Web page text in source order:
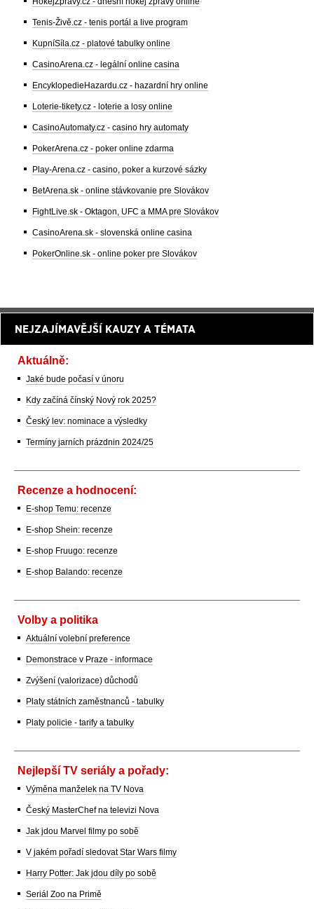
Tenis-Živě.cz - tenis portál a live program
KupníSíla.cz - platové tabulky online
CasinoArena.cz - legální online casina
EncyklopedieHazardu.cz - hazardní hry online
Loterie-tikety.cz - loterie a losy online
CasinoAutomaty.cz - casino hry automaty
PokerArena.cz - poker online zdarma
Play-Arena.cz - casino, poker a kurzové sázky
BetArena.sk - online stávkovanie pre Slovákov
FightLive.sk - Oktagon, UFC a MMA pre Slovákov
CasinoArena.sk - slovenská online casina
PokerOnline.sk - online poker pre Slovákov
NEJZAJÍMAVĚJŠÍ KAUZY A TÉMATA
Aktuálně:
Jaké bude počasí v únoru
Kdy začíná čínský Nový rok 2025?
Český lev: nominace a výsledky
Termíny jarních prázdnin 2024/25
Recenze a hodnocení:
E-shop Temu: recenze
E-shop Shein: recenze
E-shop Fruugo: recenze
E-shop Balando: recenze
Volby a politika
Aktuální volební preference
Demonstrace v Praze - informace
Zvýšení (valorizace) důchodů
Platy státních zaměstnanců - tabulky
Platy policie - tarify a tabulky
Nejlepší TV seriály a pořady:
Výměna manželek na TV Nova
Český MasterChef na televizi Nova
Jak jdou Marvel filmy po sobě
V jakém pořadí sledovat Star Wars filmy
Harry Potter: Jak jdou díly po sobě
Seriál Zoo na Primě